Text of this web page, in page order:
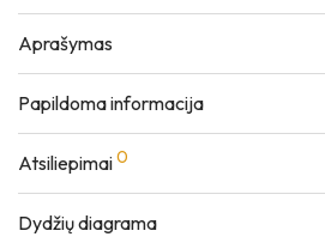
Aprašymas
Papildoma informacija
Atsiliepimai0
Dydžių diagrama